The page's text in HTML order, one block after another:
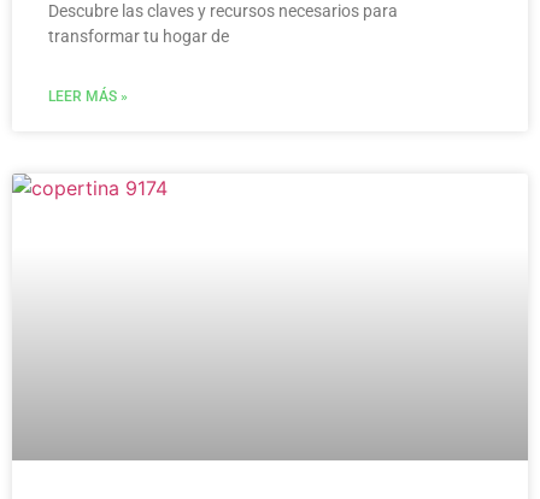
Descubre las claves y recursos necesarios para
transformar tu hogar de
LEER MÁS »